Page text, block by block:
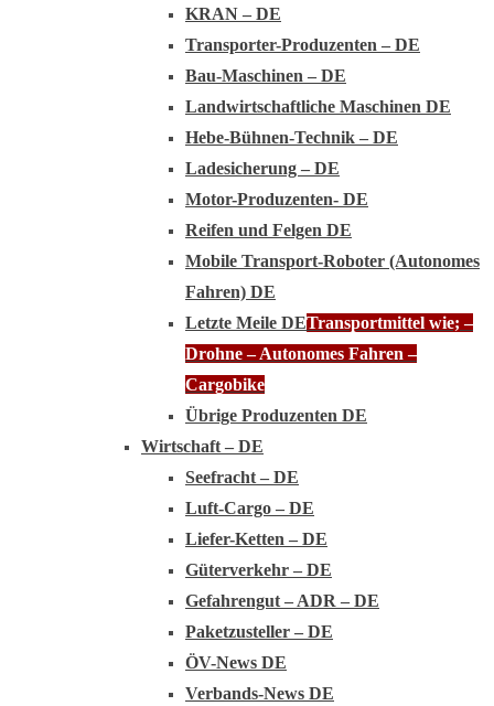
KRAN – DE
Transporter-Produzenten – DE
Bau-Maschinen – DE
Landwirtschaftliche Maschinen DE
Hebe-Bühnen-Technik – DE
Ladesicherung – DE
Motor-Produzenten- DE
Reifen und Felgen DE
Mobile Transport-Roboter (Autonomes
Fahren) DE
Letzte Meile DETransportmittel wie; –
Drohne – Autonomes Fahren –
Cargobike
Übrige Produzenten DE
Wirtschaft – DE
Seefracht – DE
Luft-Cargo – DE
Liefer-Ketten – DE
Güterverkehr – DE
Gefahrengut – ADR – DE
Paketzusteller – DE
ÖV-News DE
Verbands-News DE